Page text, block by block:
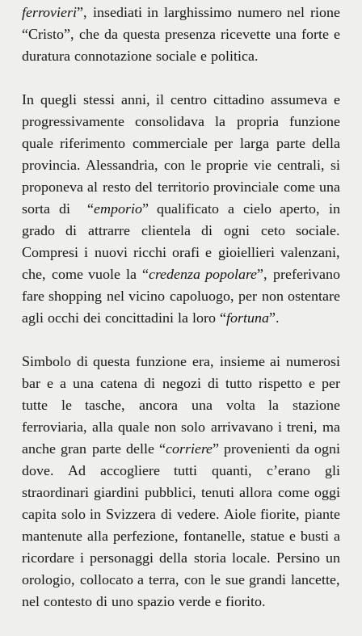
ferrovieri”, insediati in larghissimo numero nel rione
“Cristo”, che da questa presenza ricevette una forte e
duratura connotazione sociale e politica.
In quegli stessi anni, il centro cittadino assumeva e
progressivamente consolidava la propria funzione
quale riferimento commerciale per larga parte della
provincia. Alessandria, con le proprie vie centrali, si
proponeva al resto del territorio provinciale come una
sorta di “emporio” qualificato a cielo aperto, in
grado di attrarre clientela di ogni ceto sociale.
Compresi i nuovi ricchi orafi e gioiellieri valenzani,
che, come vuole la “credenza popolare”, preferivano
fare shopping nel vicino capoluogo, per non ostentare
agli occhi dei concittadini la loro “fortuna”.
Simbolo di questa funzione era, insieme ai numerosi
bar e a una catena di negozi di tutto rispetto e per
tutte le tasche, ancora una volta la stazione
ferroviaria, alla quale non solo arrivavano i treni, ma
anche gran parte delle “corriere” provenienti da ogni
dove. Ad accogliere tutti quanti, c’erano gli
straordinari giardini pubblici, tenuti allora come oggi
capita solo in Svizzera di vedere. Aiole fiorite, piante
mantenute alla perfezione, fontanelle, statue e busti a
ricordare i personaggi della storia locale. Persino un
orologio, collocato a terra, con le sue grandi lancette,
nel contesto di uno spazio verde e fiorito.